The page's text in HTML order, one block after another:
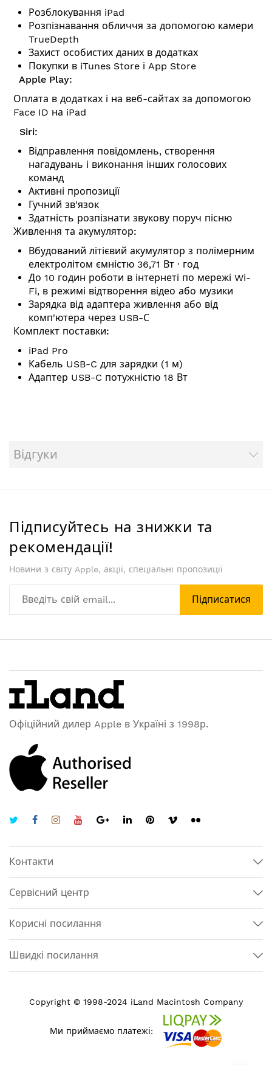
Розблокування iPad
Розпізнавання обличчя за допомогою камери
TrueDepth
Захист особистих даних в додатках
Покупки в iTunes Store і App Store
Apple Play:
Оплата в додатках і на веб-сайтах за допомогою
Face ID на iPad
Siri:
Відправлення повідомлень, створення
нагадувань і виконання інших голосових
команд
Активні пропозиції
Гучний зв'язок
Здатність розпізнати звукову поруч пісню
Живлення та акумулятор:
Вбудований літієвий акумулятор з полімерним
електролітом ємністю 36,71 Вт ∙ год
До 10 годин роботи в інтернеті по мережі Wi-
Fi, в режимі відтворення відео або музики
Зарядка від адаптера живлення або від
комп'ютера через USB-С
Комплект поставки:
iPad Pro
Кабель USB-C для зарядки (1 м)
Адаптер USB-C потужністю 18 Вт
Відгуки
Підписуйтесь на знижки та
рекомендації!
Новини з світу Apple, акції, спеціальні пропозиції
Підписатися
Офіційний дилер Apple в Україні з 1998р.
Контакти
Сервісний центр
Корисні посилання
Швидкі посилання
Copyright © 1998-2024 iLand Macintosh Company
Ми приймаємо платежі: